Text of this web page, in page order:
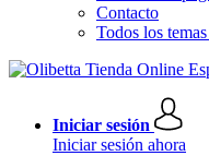
Contacto
Todos los
Iniciar sesión
Iniciar sesión ahora